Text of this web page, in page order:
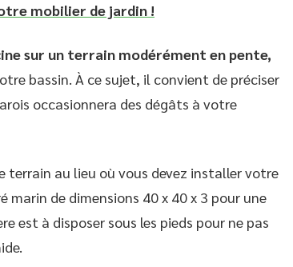
mobilier de jardin !
sur un terrain modérément en pente,
bassin. À ce sujet, il convient de préciser
occasionnera des dégâts à votre
terrain au lieu où vous devez installer votre
marin de dimensions 40 x 40 x 3 pour une
est à disposer sous les pieds pour ne pas